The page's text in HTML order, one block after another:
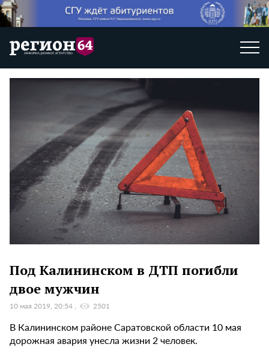
Под Калининском в ДТП погибли
двое мужчин
10 мая 2019, 20:54 2501
В Калининском районе Саратовской области 10 мая
дорожная авария унесла жизни 2 человек.